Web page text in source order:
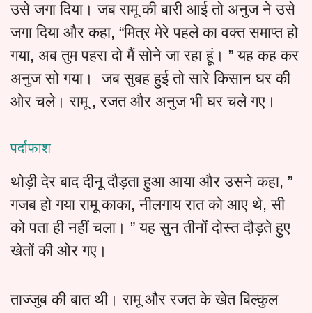
उसे जगा दिया। जब रामू की बारी आई तो अनुज ने उसे
जगा दिया और कहा, “मित्र मेरे पहले का वक्त समाप्त हो
गया, अब तुम पहरा दो मैं सोने जा रहा हूं। ” यह कह कर
अनुज सो गया। जब सुबह हुई तो सारे किसान घर की
ओर चले। रामू , रजत और अनुज भी घर चले गए।
पर्दाफाश
थोड़ी देर बाद दीनू दौड़ता हुआ आया और उसने कहा, ”
गजब हो गया रामू काका, नीलगाय रात को आए थे, सी
को पता ही नहीं चला। ” यह सुन तीनों दोस्त दौड़ते हुए
खेतों की ओर गए।
ताज्जुब की बात थी। रामू और रजत के खेत बिल्कुल